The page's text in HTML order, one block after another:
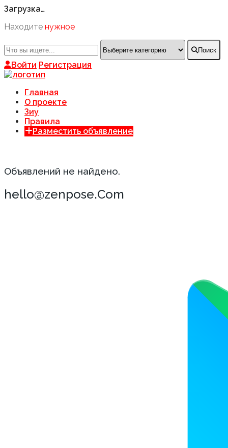
Загрузка…
Находите нужное
Поиск
Войти Регистрация
Главная
О проекте
Зиу
Правила
Разместить объявление
Объявлений не найдено.
hello@zenpose.Com